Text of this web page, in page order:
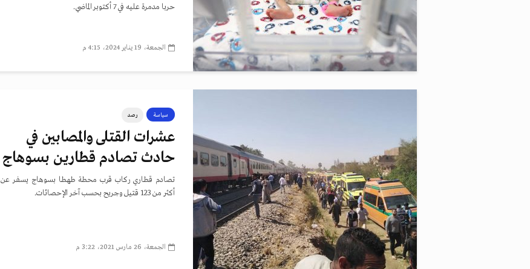
حربا مدمرة عليه في 7 أكتوبر الماضي.
الجمعة، 19 يناير 2024، 4:15 م
سياسة رصد
عشرات القتلى والمصابين في
حادث تصادم قطارين بسوهاج
تصادم قطاري ركاب قرب محطة طهطا بسوهاج يسفر عن
أكثر من 123 قتيل وجريح بحسب آخر الإحصائات.
الجمعة، 26 مارس 2021، 3:22 م